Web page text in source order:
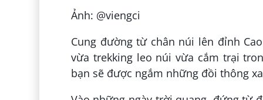
Ảnh: @viengci
Cung đường từ chân núi lên đỉnh
vừa trekking leo núi vừa cắm trại
bạn sẽ được ngắm những đồi thông